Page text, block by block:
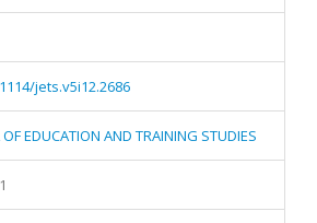
jets.v5i12.2686
OF EDUCATION AND TRAINING STUDIES